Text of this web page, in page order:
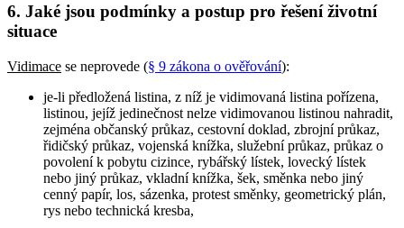
6. Jaké jsou podmínky a postup pro řešení životní
situace
Vidimace se neprovede (§ 9 zákona o ověřování):
je-li předložená listina, z níž je vidimovaná listina pořízena,
listinou, jejíž jedinečnost nelze vidimovanou listinou nahradit,
zejména občanský průkaz, cestovní doklad, zbrojní průkaz,
řidičský průkaz, vojenská knížka, služební průkaz, průkaz o
povolení k pobytu cizince, rybářský lístek, lovecký lístek
nebo jiný průkaz, vkladní knížka, šek, směnka nebo jiný
cenný papír, los, sázenka, protest směnky, geometrický plán,
rys nebo technická kresba,